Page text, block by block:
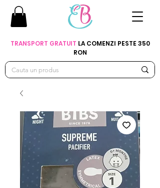
TRANSPORT GRATUIT LA COMENZI PESTE 350
RON